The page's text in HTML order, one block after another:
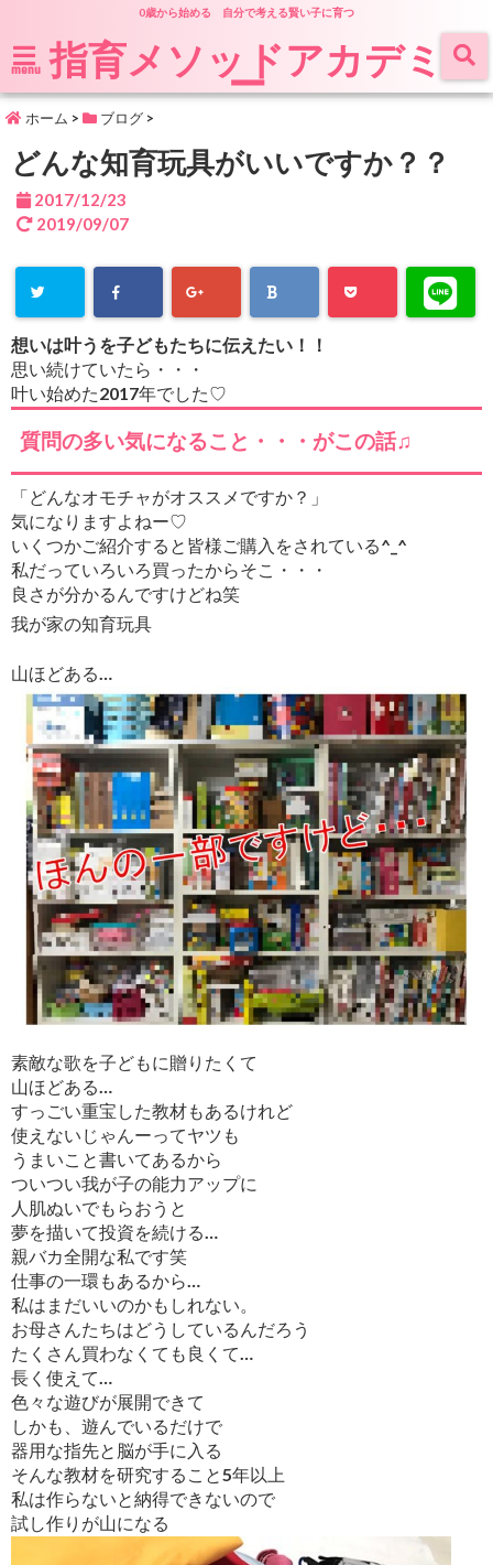
0歳から始める 自分で考える賢い子に育つ
menu 指育メソッドアカデミ
ー
ホーム > ブログ >
どんな知育玩具がいいですか？？
2017/12/23
2019/09/07
想いは叶うを子どもたちに伝えたい！！
思い続けていたら・・・
叶い始めた2017年でした♡
質問の多い気になること・・・がこの話♫
「どんなオモチャがオススメですか？」
気になりますよねー♡
いくつかご紹介すると皆様ご購入をされている^_^
私だっていろいろ買ったからそこ・・・
良さが分かるんですけどね笑
我が家の知育玩具
山ほどある…
素敵な歌を子どもに贈りたくて
山ほどある…
すっごい重宝した教材もあるけれど
使えないじゃんーってヤツも
うまいこと書いてあるから
ついつい我が子の能力アップに
人肌ぬいでもらおうと
夢を描いて投資を続ける…
親バカ全開な私です笑
仕事の一環もあるから…
私はまだいいのかもしれない。
お母さんたちはどうしているんだろう
たくさん買わなくても良くて…
長く使えて…
色々な遊びが展開できて
しかも、遊んでいるだけで
器用な指先と脳が手に入る
そんな教材を研究すること5年以上
私は作らないと納得できないので
試し作りが山になる